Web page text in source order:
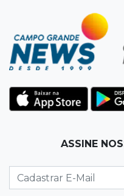
Rapaz é executado
mil em jogo de
Procurada: Juju
domingo de manhã
Operação Lívia
"escrava virtual", diz
ASSINE